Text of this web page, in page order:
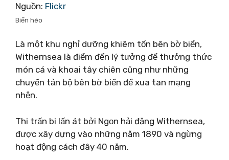
Nguồn: Flickr
Biển héo
Là một khu nghỉ dưỡng khiêm tốn bên bờ biển,
Withernsea là điểm đến lý tưởng để thưởng thức
món cá và khoai tây chiên cũng như những
chuyến tản bộ bên bờ biển để xua tan mạng
nhện.
Thị trấn bị lấn át bởi Ngọn hải đăng Withernsea,
được xây dựng vào những năm 1890 và ngừng
hoạt động cách đây 40 năm.